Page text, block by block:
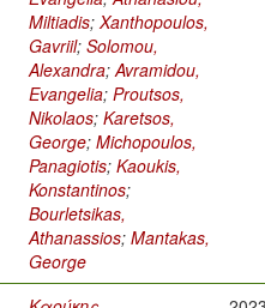
Miltiadis;Xanthopoulos,
Gavriil; Solomou,
Alexandra;Avramidou,
Evangelia; Proutsos,
Nikolaos; Karetsos,
George; Michopoulos,
Panagiotis; Kaoukis,
Konstantinos;
Bourletsikas,
Athanassios; Mantakas,
George